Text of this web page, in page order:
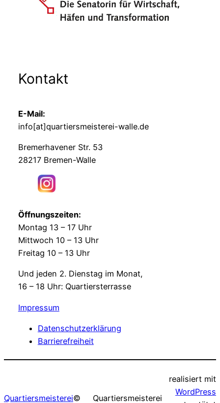
Kontakt
E-Mail:
info[at]quartiersmeisterei-walle.de
Bremerhavener Str. 53
28217 Bremen-Walle
Öffnungszeiten:
Montag 13 – 17 Uhr
Mittwoch 10 – 13 Uhr
Freitag 10 – 13 Uhr
Und jeden 2. Dienstag im Monat,
16 – 18 Uhr: Quartiersterrasse
Impressum
Datenschutzerklärung
Barrierefreiheit
Quartiersmeisterei© Quartiersmeisterei
realisiert mit
WordPress